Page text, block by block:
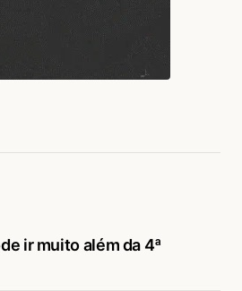
ir muito além da 4ª